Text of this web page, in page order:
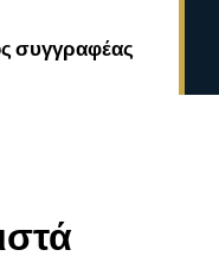
συγγραφέας